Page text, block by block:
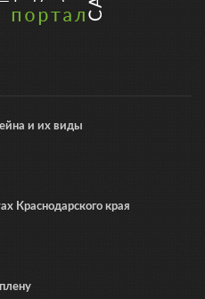
и их виды
Краснодарского края